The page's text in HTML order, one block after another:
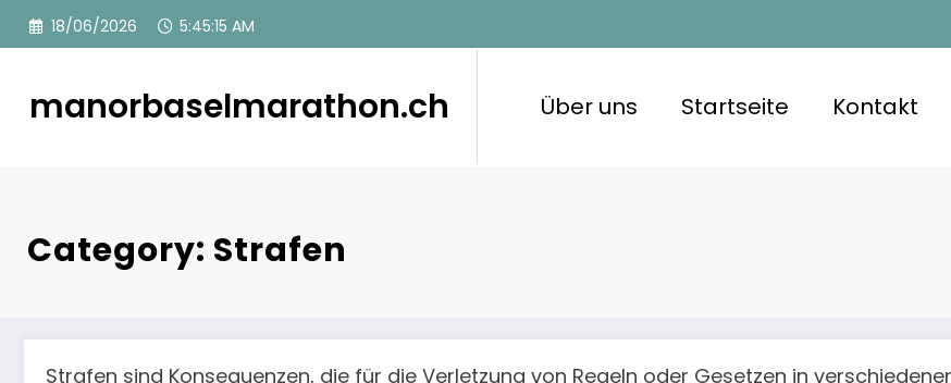
Skip
18/06/2026 5:45:15 AM
manorbaselmarathon.ch Über uns Startseite Kontakt
Category: Strafen
Strafen sind Konsequenzen, die für die Verletzung von Regeln oder Gesetzen in